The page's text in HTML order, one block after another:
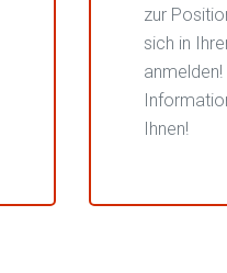
zur
sich in
Ihnen!